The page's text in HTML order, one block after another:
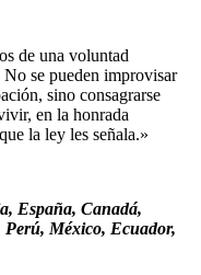
de una voluntad
se pueden improvisar
sino consagrarse
en la honrada
la ley les señala.»
España, Canadá,
México, Ecuador,